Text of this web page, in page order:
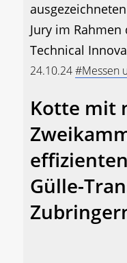
Jury im
Technical
24.10.24#Messen
Kotte mit
Gülle-